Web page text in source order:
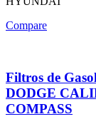
Compare
Filtros de
DODGE
COMPASS